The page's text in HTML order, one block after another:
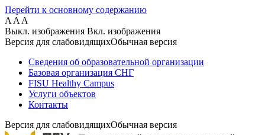
Перейти к основному содержанию
A A A
Выкл. изображения Вкл. изображения
Версия для слабовидящихОбычная версия
Сведения об образовательной организации
Базовая организация СНГ
FISU Healthy Campus
Услуги объектов
Контакты
Версия для слабовидящихОбычная версия